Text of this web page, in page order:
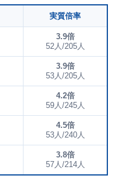
実質倍率
3.9倍
52人/205人
3.9倍
53人/205人
4.2倍
59人/245人
4.5倍
53人/240人
3.8倍
57人/214人